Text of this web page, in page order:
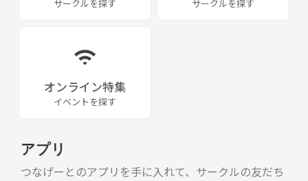
サークルを探す サークルを探す
オンライン特集
イベントを探す
アプリ
つなげーとのアプリを手に入れて、サークルの友だち